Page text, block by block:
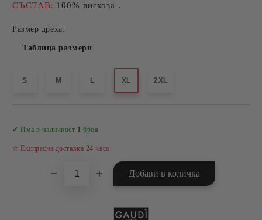
СЪСТАВ: 100% вискоза .
Размер дреха:
Таблица размери
S M L XL 2XL
✔ Има в наличност 1 броя
✫ Експресна доставка 24 часа